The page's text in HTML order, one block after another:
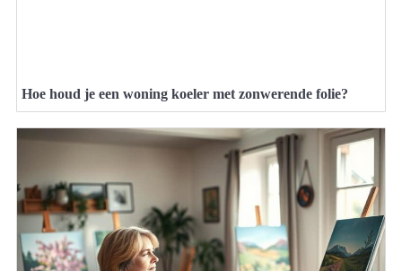
Hoe houd je een woning koeler met zonwerende folie?